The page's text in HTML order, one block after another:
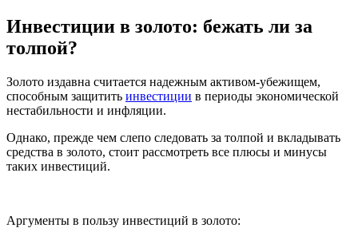
Инвестиции в золото: бежать ли за
толпой?
Золото издавна считается надежным активом-убежищем,
способным защитить инвестиции в периоды экономической
нестабильности и инфляции.
Однако, прежде чем слепо следовать за толпой и вкладывать
средства в золото, стоит рассмотреть все плюсы и минусы
таких инвестиций.
Аргументы в пользу инвестиций в золото: